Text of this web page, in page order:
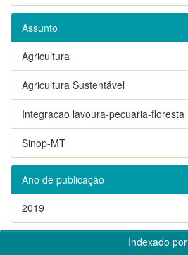
Assunto
Agricultura
Agricultura Sustentável
Integracao lavoura-pecuaria-floresta
Sinop-MT
Ano de publicação
2019
Indexado por